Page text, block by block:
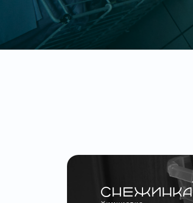
Информация для клиентов
Условия
Политка конфиденциальности